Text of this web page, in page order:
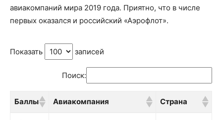
авиакомпаний мира 2019 года. Приятно, что в числе
первых оказался и российский «Аэрофлот».
Показать записей
Поиск:
Баллы Авиакомпания
Страна